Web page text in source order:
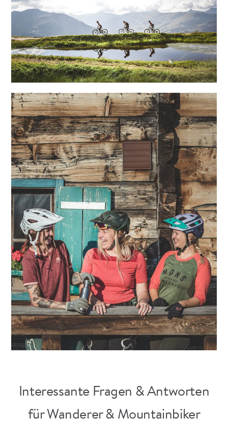
Interessante Fragen & Antworten
für Wanderer & Mountainbiker